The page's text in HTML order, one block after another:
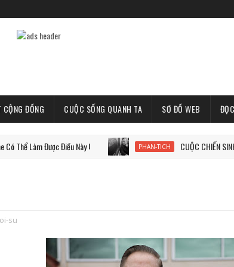
CỘNG ĐỒNG CUỘC SỐNG QUANH TA SƠ ĐỒ WEB
Được Điều Này ! PHAN-TICH CUỘC CHIẾN SINH TỬ VÌ
su